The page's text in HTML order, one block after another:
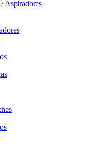
Aspiradores